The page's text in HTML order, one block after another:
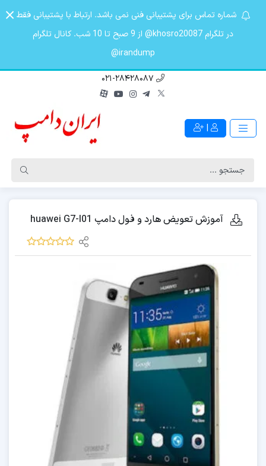
شماره تماس برای پشتیبانی فنی نمی باشد. ارتباط با پشتیبانی فقط
در تلگرام khosro20087@ از 9 صبح تا 10 شب. کانال تلگرام
irandump@
021-28428087
|
آموزش تعویض هارد و فول دامپ huawei G7-l01